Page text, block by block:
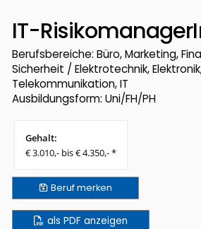
IT-
Berufsbereiche: Büro, Marketing,
Sicherheit / Elektrotechnik,
Telekommunikation, IT
Ausbildungsform: Uni/FH/PH
Gehalt:
€ 3.010,- bis € 4.350,- *
Berufmerken
als PDF anzeigen